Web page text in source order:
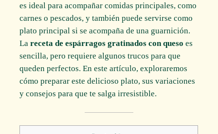
es ideal para acompañar comidas principales, como
carnes o pescados, y también puede servirse como
plato principal si se acompaña de una guarnición.
Lareceta de espárragos gratinados con queso es
sencilla, pero requiere algunos trucos para que
queden perfectos. En este artículo, exploraremos
cómo preparar este delicioso plato, sus variaciones
y consejos para que te salga irresistible.